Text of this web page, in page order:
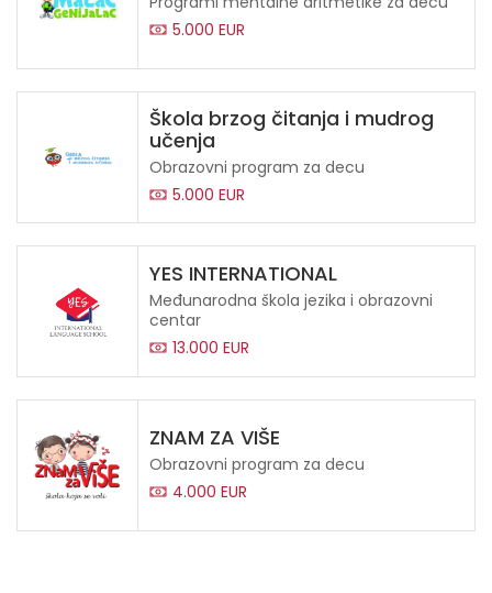
5.000 EUR
Škola brzog čitanja i mudrog
učenja
Obrazovni program za decu
5.000 EUR
YES INTERNATIONAL
Međunarodna škola jezika i obrazovni
centar
13.000 EUR
ZNAM ZA VIŠE
Obrazovni program za decu
4.000 EUR